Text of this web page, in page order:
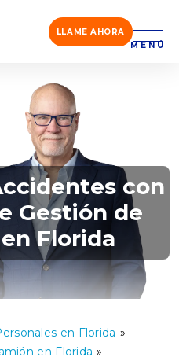
LLAME AHORA
MENÚ
con
Gestión de
Florida
en Florida »
en Florida »